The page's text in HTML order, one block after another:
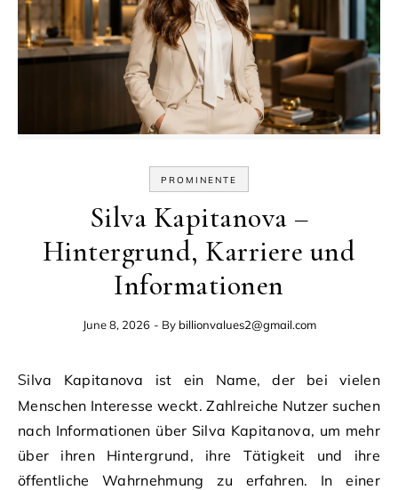
PROMINENTE
Silva Kapitanova –
Hintergrund, Karriere und
Informationen
June 8, 2026 - By billionvalues2@gmail.com
Silva Kapitanova ist ein Name, der bei vielen
Menschen Interesse weckt. Zahlreiche Nutzer suchen
nach Informationen über Silva Kapitanova, um mehr
über ihren Hintergrund, ihre Tätigkeit und ihre
öffentliche Wahrnehmung zu erfahren. In einer